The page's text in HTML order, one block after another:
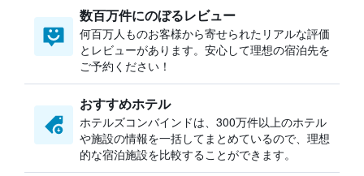
数百万件にのぼるレビュー
何百万人ものお客様から寄せられたリアルな評価
とレビューがあります。安心して理想の宿泊先を
ご予約ください！
おすすめホテル
ホテルズコンバインドは、300万件以上のホテル
や施設の情報を一括してまとめているので、理想
的な宿泊施設を比較することができます。